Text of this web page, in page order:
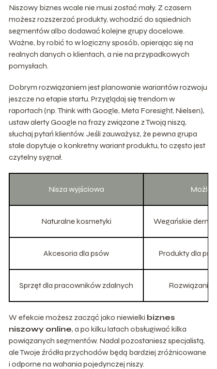
Niszowy biznes wcale nie musi zostać mały. Z czasem
możesz rozszerzać produkty, wchodzić do sąsiednich
segmentów albo dodawać kolejne grupy docelowe.
Ważne, by robić to w logiczny sposób, opierając się na
realnych danych o klientach, a nie na przypadkowych
pomysłach.
Dobrym rozwiązaniem jest planowanie wariantów rozwoju
jeszcze na etapie startu. Przyglądaj się trendom w
raportach (np. Think with Google, Meta Foresight, Nielsen),
ustaw alerty Google na frazy związane z Twoją niszą,
słuchaj pytań klientów. Jeśli zauważysz, że pewna grupa
stale dopytuje o konkretny wariant produktu, to często jest
czytelny sygnał.
Nisza wyjściowa
Naturalne kosmetyki Wegańskie
Akcesoria dla psów Produkty dla
Sprzęt dla pracowników zdalnych Rozwiązania
W efekcie możesz zacząć jako niewielki biznes
niszowy online, a po kilku latach obsługiwać kilka
powiązanych segmentów. Nadal pozostaniesz specjalistą,
ale Twoje źródła przychodów będą bardziej zróżnicowane
i odporne na wahania pojedynczej niszy.